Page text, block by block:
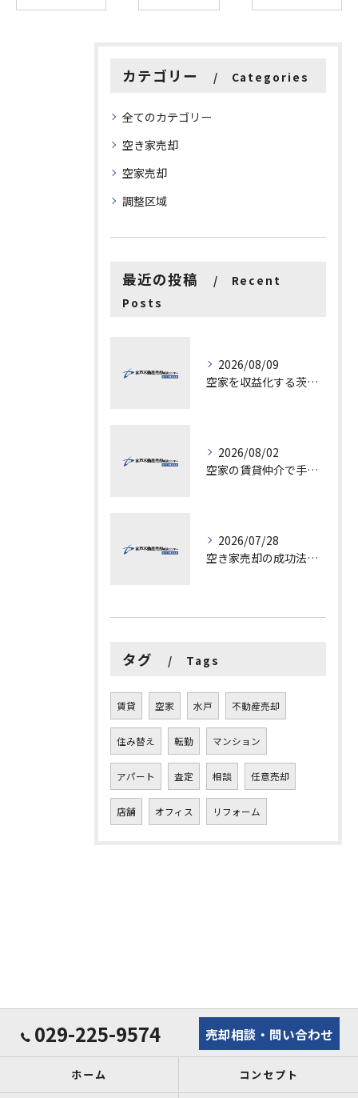
カテゴリー Categories
全てのカテゴリー
空き家売却
空家売却
調整区域
最近の投稿
Recent
Posts
2026/08/09
空家を収益化する茨城県水戸市古河市での具体的ステップと成功ポイント
2026/08/02
空家の賃貸仲介で手数料と上限を徹底解説し200万円物件の注意点も紹介
2026/07/28
空き家売却の成功法と注意点
タグ Tags
賃貸 空家 水戸 不動産売却
住み替え 転勤 マンション
アパート 査定 相談 任意売却
店舗 オフィス リフォーム
029-225-9574 売却相談・問い合わせ
ホーム コンセプト